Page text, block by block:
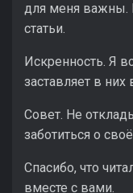
для меня важны.
статьи.
Искренность. Я
заставляет в
Совет. Не
заботиться о
Спасибо, что
вместе с вами.